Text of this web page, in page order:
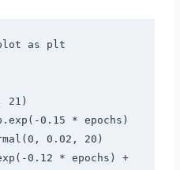
as plt
21)
0.15 * epochs)
0.02, 20)
0.12 * epochs) +